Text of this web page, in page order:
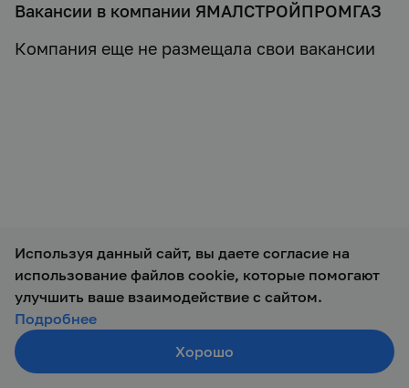
Вакансии в компании ЯМАЛСТРОЙПРОМГАЗ
Компания еще не размещала свои вакансии
© 2019 — 2026 ООО Талант-М
Используя данный сайт, вы даете согласие на
использование файлов cookie, которые помогают
улучшить ваше взаимодействие с сайтом.
Подробнее
Хорошо